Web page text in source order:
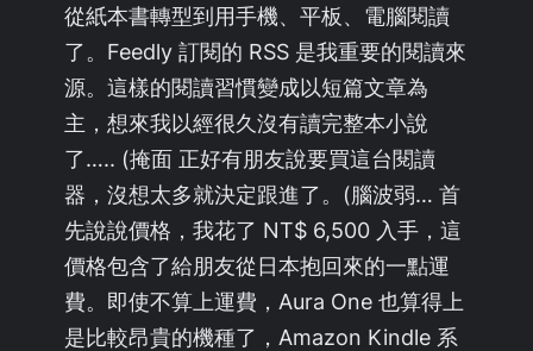
從紙本書轉型到用手機、平板、電腦閱讀
了。Feedly 訂閱的 RSS 是我重要的閱讀來
源。這樣的閱讀習慣變成以短篇文章為
主，想來我以經很久沒有讀完整本小說
了….. (掩面 正好有朋友說要買這台閱讀
器，沒想太多就決定跟進了。(腦波弱… 首
先說說價格，我花了 NT$ 6,500 入手，這
價格包含了給朋友從日本抱回來的一點運
費。即使不算上運費，Aura One 也算得上
是比較昂貴的機種了，Amazon Kindle 系